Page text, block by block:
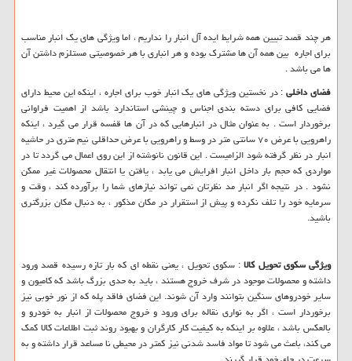
هر چند قصد تبیین همه شرایط ایده آل انبار را نداریم ، اما ویژگی های یک انبار مناسب
برای اجاره بین همه آن ها مشترک بوده و هر انباری با هر خصوصیتی مستلزم داشتن آن
ها می باشد .
فضای داخلی: در نخستین ویژگی های یک انبار خوب برای اجاره ، اینکه این محیط دارای
فضایی کافی برای دسته بندی اجناس و چینشی استاندارد باشد از اهمیت فراوانی
برخوردار است . به عنوان مثال در انبارهایی که در آن ها قفسه قرار می گیرد ، اینکه
راهرویی با عرض ۷۰ سانتی متر در وسط و راهرویی با عرض حداقلی نیم متری در حاشیه
انبار در نظر گرفته شود الزامیست . این قانون نانوشته از این روی اعمال می گردد تا در
مواردی که حجم بار داخل انبار افرایش می یابد ، یافتن یا انتقال محصولات غیر ممکن
نشود . در نتیجه اگر انبار مد نظرتان نمی تواند نیازهای شما را برآورده کند ، وقت و
سرمایه خود را تلف نکرده و پیش از استقرار در مکان مذکور ، به دنبال مکان بزرگتری
باشید.
ویژگی سکوی تحویل کالا: سکوی تحویل ، یعنی نقطه ای که بار تازه رسیده قصد ورود
داشته و محصولات موجود در شرف خروج هستند ، باید به حدی بزرگ باشد که کامیون و
سایر خودروهای سنگین بتوانند وارد آن شوند. این فضای فاقد پله که از نور خوبی نیز
برخوردار است ، اگر به نواری نقاله برای ورود و خروج محصولات از انبار به خودرو و
بالعکس باشد ، علاوه بر اینکه به کیفیت کار کارگران و بهبود روند ثبت اطلاعات کالا کمک
می کند، باعث می شود تا مواد فاسد شدنی نیز کمتر در محیطی نا مساعد قرار داشته و به